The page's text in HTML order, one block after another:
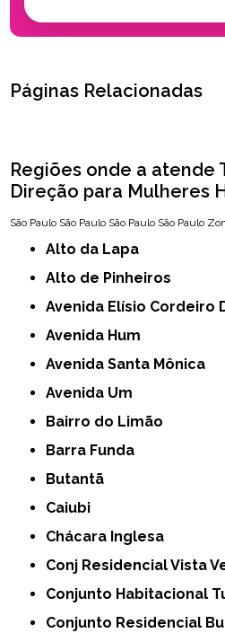
Páginas Relacionadas
Regiões onde a atende
Direção para Mulheres
São Paulo São Paulo São Paulo São Paulo
Alto da Lapa
Alto de Pinheiros
Avenida Elísio Cordeiro
Avenida Hum
Avenida Santa Mônica
Avenida Um
Bairro do Limão
Barra Funda
Butantã
Caiubi
Chácara Inglesa
Conj Residencial Vista
Conjunto Habitacional
Conjunto Residencial